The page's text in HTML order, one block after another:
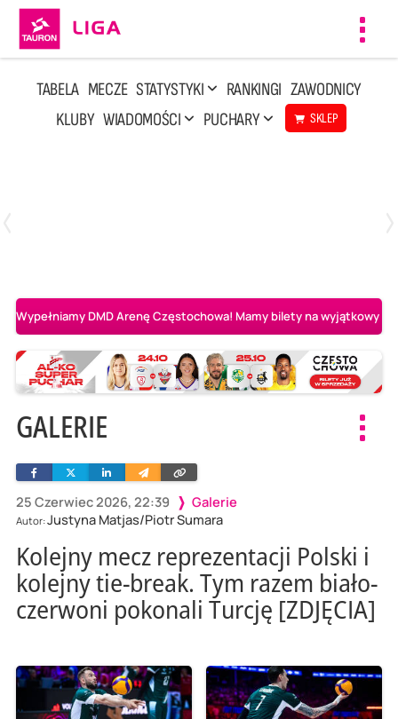
TABELA MECZE STATYSTYKI RANKINGI ZAWODNICY
KLUBY WIADOMOŚCI PUCHARY SKLEP
Wypełniamy DMD Arenę Częstochowa! Mamy bilety na wyjątkowy
GALERIE
25 Czerwiec 2026, 22:39 Galerie
Autor:Justyna Matjas/Piotr Sumara
FacebookTwitterLinkedinWyślij
e-
Skopiuj
link
Kolejny mecz reprezentacji Polski i
kolejny tie-break. Tym razem biało-
czerwoni pokonali Turcję [ZDJĘCIA]